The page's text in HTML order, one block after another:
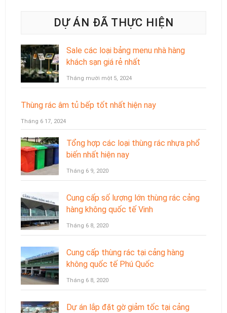
DỰ ÁN ĐÃ THỰC HIỆN
Sale các loại bảng menu nhà hàng
khách sạn giá rẻ nhất
Tháng mười một 5, 2024
Thùng rác âm tủ bếp tốt nhất hiện nay
Tháng 6 17, 2024
Tổng hợp các loại thùng rác nhựa phổ
biến nhất hiện nay
Tháng 6 9, 2020
Cung cấp số lượng lớn thùng rác cảng
hàng không quốc tế Vinh
Tháng 6 8, 2020
Cung cấp thùng rác tại cảng hàng
không quốc tế Phú Quốc
Tháng 6 8, 2020
Dự án lắp đặt gờ giảm tốc tại cảng